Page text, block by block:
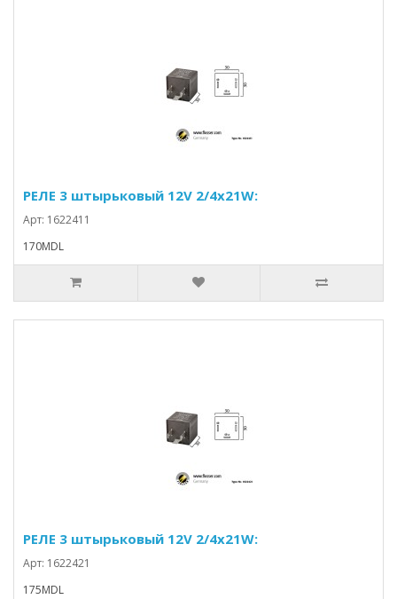
РЕЛЕ 3 штырьковый 12V 2/4x21W:
Арт: 1622411
170MDL
РЕЛЕ 3 штырьковый 12V 2/4x21W:
Арт: 1622421
175MDL